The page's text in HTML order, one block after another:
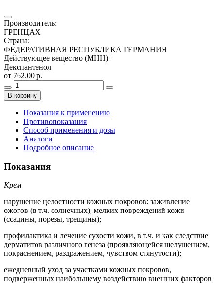
Производитель:
ГРЕНЦАХ
Страна:
ФЕДЕРАТИВНАЯ РЕСПУБЛИКА ГЕРМАНИЯ
Действующее вещество (МНН):
Декспантенол
от 762.00 р.
В корзину
Показания к применению
Противопоказания
Способ применения и дозы
Аналоги
Подробное описание
Показания
Крем
нарушение целостности кожных покровов: заживление
ожогов (в т.ч. солнечных), мелких повреждений кожи
(ссадины, порезы, трещины);
профилактика и лечение сухости кожи, в т.ч. и как следствие
дерматитов различного генеза (проявляющейся шелушением,
покраснением, раздражением, чувством стянутости);
ежедневный уход за участками кожных покровов,
подверженных наибольшему воздействию внешних факторов